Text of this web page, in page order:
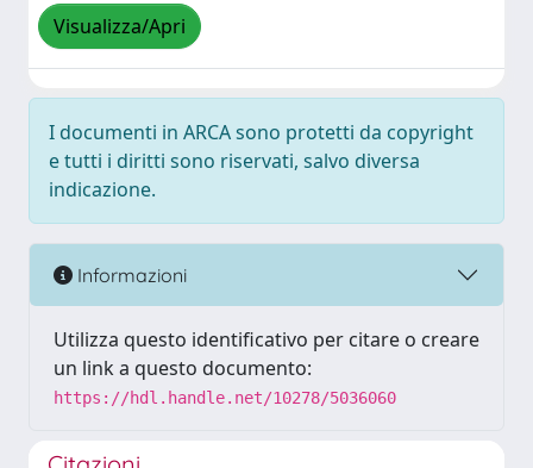
Visualizza/Apri
I documenti in ARCA sono protetti da copyright
e tutti i diritti sono riservati, salvo diversa
indicazione.
Informazioni
Utilizza questo identificativo per citare o creare
un link a questo documento:
https://hdl.handle.net/10278/5036060